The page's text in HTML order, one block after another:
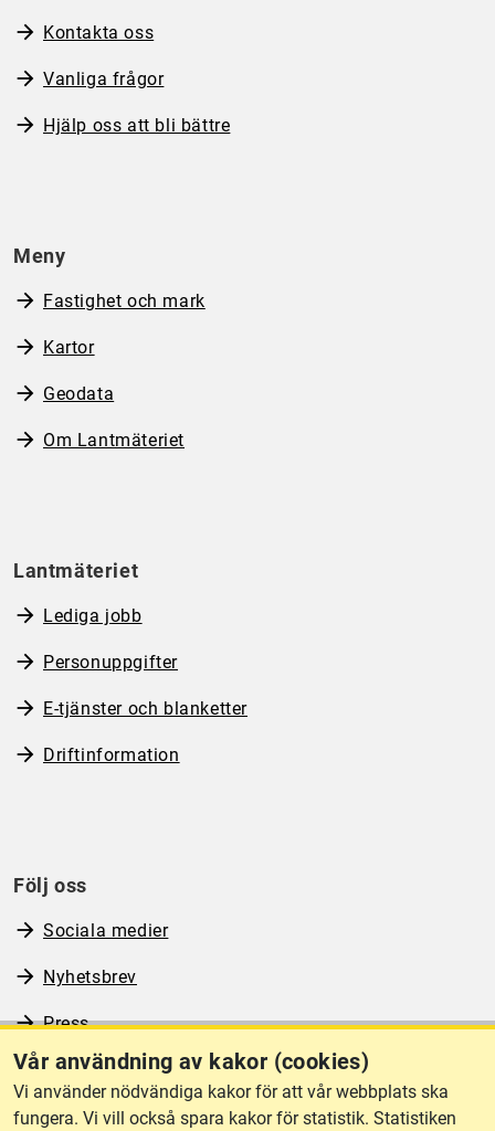
Vår användning av kakor (cookies)
Vi använder nödvändiga kakor för att vår webbplats ska
fungera. Vi vill också spara kakor för statistik. Statistiken
Kontakta oss
Vanliga frågor
Hjälp oss att bli bättre
Meny
Fastighet och mark
Kartor
Geodata
Om Lantmäteriet
Lantmäteriet
Lediga jobb
Personuppgifter
E-tjänster och blanketter
Driftinformation
Följ oss
Sociala medier
Nyhetsbrev
Press
RSS